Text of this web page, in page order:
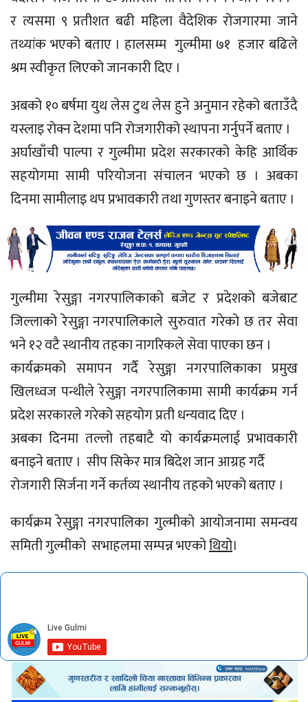
र त्यसमा ९ प्रतीशत बढी महिला वैदेशिक रोजगारमा जाने
तथ्यांक भएको बताए । हालसम्म गुल्मीमा ७१ हजार बढिले
श्रम स्वीकृत लिएको जानकारी दिए ।
अबको १० बर्षमा युथ लेस टुथ लेस हुने अनुमान रहेको बताउँदै
यस्लाइ रोक्न देशमा पनि रोजगारीको स्थापना गर्नुपर्ने बताए ।
अर्घाखाँची पाल्पा र गुल्मीमा प्रदेश सरकारको केहि आर्थिक
सहयोगमा सामी परियोजना संचालन भएको छ । अबका
दिनमा सामीलाइ थप प्रभावकारी तथा गुणस्तर बनाइने बताए ।
गुल्मीमा रेसुङ्गा नगरपालिकाको बजेट र प्रदेशको बजेबाट
जिल्लाको रेसुङ्गा नगरपालिकाले सुरुवात गरेको छ तर सेवा
भने १२ वटै स्थानीय तहका नागरिकले सेवा पाएका छन ।
कार्यक्रमको समापन गर्दै रेसुङ्गा नगरपालिकाका प्रमुख
खिलध्वज पन्थीले रेसुङ्गा नगरपालिकामा सामी कार्यक्रम गर्न
प्रदेश सरकारले गरेको सहयोग प्रती धन्यवाद दिए ।
अबका दिनमा तल्लो तहबाटै यो कार्यक्रमलाई प्रभावकारी
बनाइने बताए । सीप सिकेर मात्र बिदेश जान आग्रह गर्दै
रोजगारी सिर्जना गर्ने कर्तव्य स्थानीय तहको भएको बताए ।
कार्यक्रम रेसुङ्गा नगरपालिका गुल्मीको आयोजनामा समन्वय
समिती गुल्मीको सभाहलमा सम्पन्न भएकोथियो।